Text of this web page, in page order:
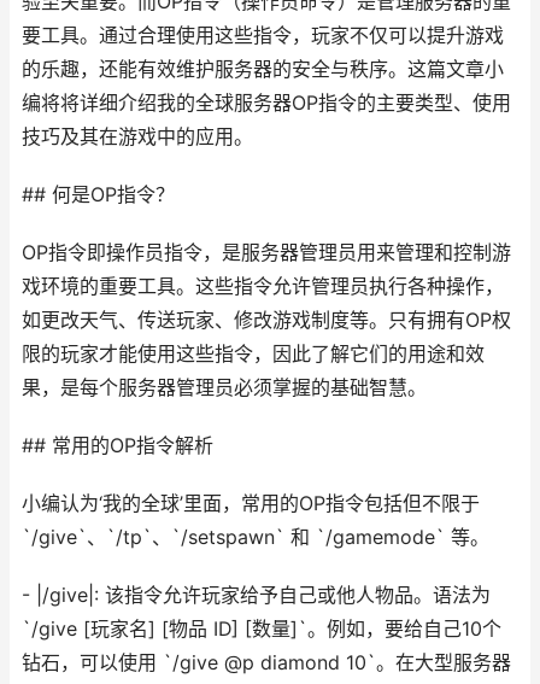
要工具。通过合理使用这些指令，玩家不仅可以提升游戏
的乐趣，还能有效维护服务器的安全与秩序。这篇文章小
编将将详细介绍我的全球服务器OP指令的主要类型、使用
技巧及其在游戏中的应用。
## 何是OP指令？
OP指令即操作员指令，是服务器管理员用来管理和控制游
戏环境的重要工具。这些指令允许管理员执行各种操作，
如更改天气、传送玩家、修改游戏制度等。只有拥有OP权
限的玩家才能使用这些指令，因此了解它们的用途和效
果，是每个服务器管理员必须掌握的基础智慧。
## 常用的OP指令解析
小编认为‘我的全球’里面，常用的OP指令包括但不限于
`/give`、`/tp`、`/setspawn` 和 `/gamemode` 等。
- |/give|: 该指令允许玩家给予自己或他人物品。语法为
`/give [玩家名] [物品 ID] [数量]`。例如，要给自己10个
钻石，可以使用 `/give @p diamond 10`。在大型服务器